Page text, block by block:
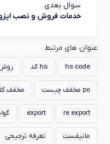
سوال بعدی
خدمات فروش و نصب
عنوان های مرتبط
hs code hs کد
po مخفف چیست مخفف
re export
export
مانیفست تعرفه ترجیحی